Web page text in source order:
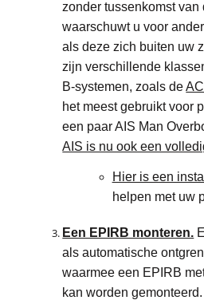
zonder tussenkomst van
waarschuwt u voor
als deze zich buiten uw
zijn verschillende
B-systemen, zoals de
het meest gebruikt voor
een paar AIS Man
AIS is nu ook een
Hier is een
helpen met uw
Een EPIRB monteren.
als automatische
waarmee een EPIRB
kan worden